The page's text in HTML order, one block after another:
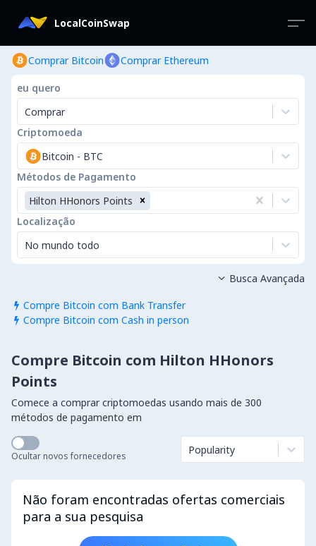
LocalCoinSwap
Comprar Bitcoin Comprar Ethereum
eu quero
Comprar
Criptomoeda
Bitcoin - BTC
Métodos de Pagamento
Hilton HHonors Points
Localização
No mundo todo
 Compre Bitcoin com Bank Transfer
 Compre Bitcoin com Cash in person
 Busca Avançada
Compre Bitcoin com Hilton HHonors
Points
Comece a comprar criptomoedas usando mais de 300
métodos de pagamento em
Ocultar novos fornecedores Popularity
Não foram encontradas ofertas comerciais
para a sua pesquisa